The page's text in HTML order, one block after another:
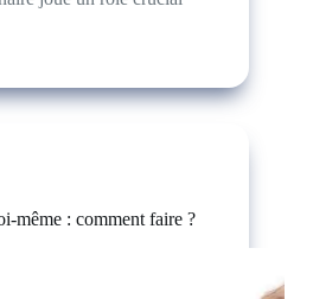
même : comment faire ?